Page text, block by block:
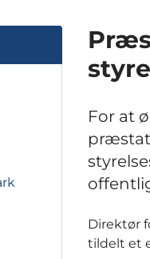
For at
Direktør
tildelt et